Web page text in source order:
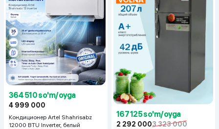
364 510 so'm/oyga
4 999 000
Кондиционер Artel Shahrisabz
12000 BTU Inverter, белый
167 125 so'm/oyga
2 292 0003 323 000